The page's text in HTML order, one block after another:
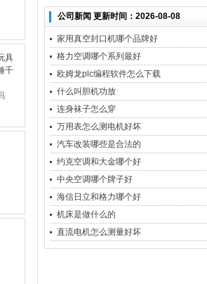
具
千
公司新闻 更新时间：2026-08-08
家用真空封口机哪个品牌好
格力空调哪个系列最好
欧姆龙plc编程软件怎么下载
什么叫胆机功放
连身袜子怎么穿
万用表怎么测电机好坏
汽车改装哪些是合法的
约克空调和大金哪个好
中央空调哪个牌子好
海信日立和格力哪个好
机床是做什么的
直流电机怎么测量好坏